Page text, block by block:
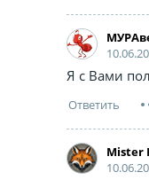
Я с Вами
Mister